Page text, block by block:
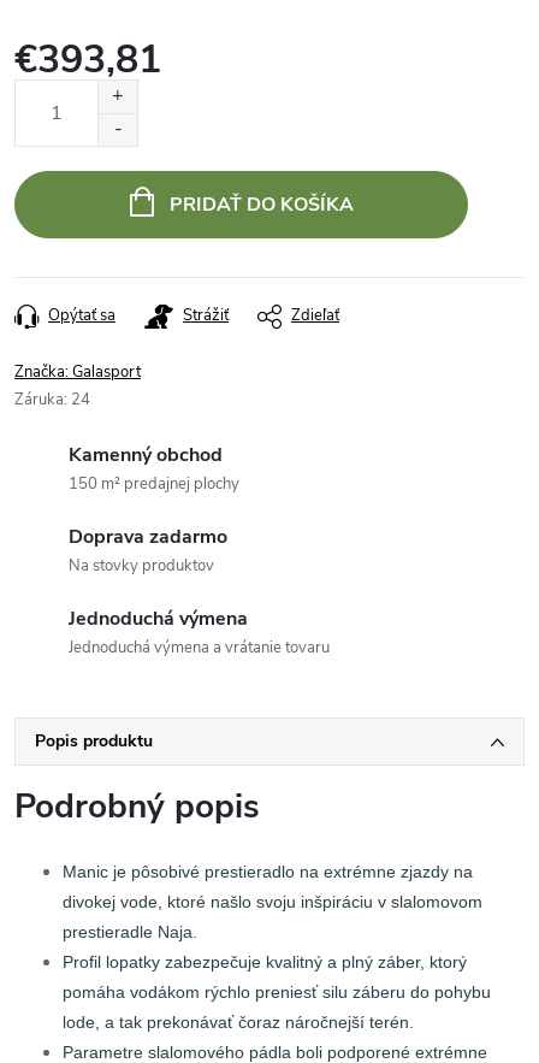
€393,81
PRIDAŤ DO KOŠÍKA
Opýtať sa Strážiť Zdieľať
Značka:Galasport
Záruka: 24
Kamenný obchod
150 m² predajnej plochy
Doprava zadarmo
Na stovky produktov
Jednoduchá výmena
Jednoduchá výmena a vrátanie tovaru
Popis produktu
Podrobný popis
Manic je pôsobivé prestieradlo na extrémne zjazdy na
divokej vode, ktoré našlo svoju inšpiráciu v slalomovom
prestieradle Naja.
Profil lopatky zabezpečuje kvalitný a plný záber, ktorý
pomáha vodákom rýchlo preniesť silu záberu do pohybu
lode, a tak prekonávať čoraz náročnejší terén.
Parametre slalomového pádla boli podporené extrémne